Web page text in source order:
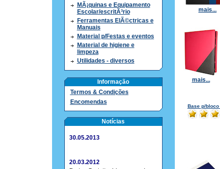
MÃ¡quinas e Equipamento
Escolar/escritÃ³rio
Ferramentas ElÃ©ctricas e
Manuais
Material p/Festas e eventos
Material de higiene e
limpeza
Utilidades - diversos
Informação
Termos & Condições
Encomendas
Notícias
30.05.2013
20.03.2012
mais...
mais...
Base p/